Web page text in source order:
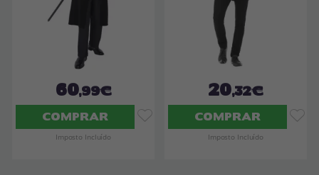
60,99€
COMPRAR
Imposto Incluído
20,32€
COMPRAR
Imposto Incluído